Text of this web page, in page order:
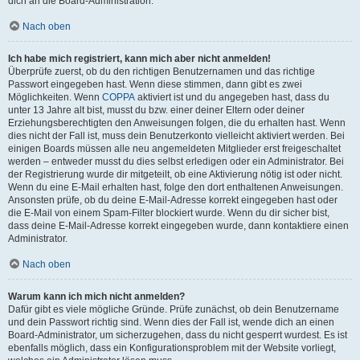
Nach oben
Ich habe mich registriert, kann mich aber nicht anmelden!
Überprüfe zuerst, ob du den richtigen Benutzernamen und das richtige
Passwort eingegeben hast. Wenn diese stimmen, dann gibt es zwei
Möglichkeiten. Wenn COPPA aktiviert ist und du angegeben hast, dass du
unter 13 Jahre alt bist, musst du bzw. einer deiner Eltern oder deiner
Erziehungsberechtigten den Anweisungen folgen, die du erhalten hast. Wenn
dies nicht der Fall ist, muss dein Benutzerkonto vielleicht aktiviert werden. Bei
einigen Boards müssen alle neu angemeldeten Mitglieder erst freigeschaltet
werden – entweder musst du dies selbst erledigen oder ein Administrator. Bei
der Registrierung wurde dir mitgeteilt, ob eine Aktivierung nötig ist oder nicht.
Wenn du eine E-Mail erhalten hast, folge den dort enthaltenen Anweisungen.
Ansonsten prüfe, ob du deine E-Mail-Adresse korrekt eingegeben hast oder
die E-Mail von einem Spam-Filter blockiert wurde. Wenn du dir sicher bist,
dass deine E-Mail-Adresse korrekt eingegeben wurde, dann kontaktiere einen
Administrator.
Nach oben
Warum kann ich mich nicht anmelden?
Dafür gibt es viele mögliche Gründe. Prüfe zunächst, ob dein Benutzername
und dein Passwort richtig sind. Wenn dies der Fall ist, wende dich an einen
Board-Administrator, um sicherzugehen, dass du nicht gesperrt wurdest. Es ist
ebenfalls möglich, dass ein Konfigurationsproblem mit der Website vorliegt,